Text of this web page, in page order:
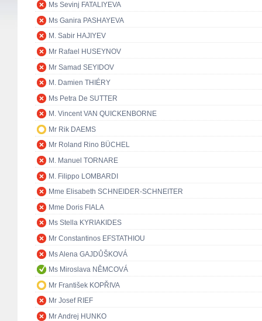
Ms Sevinj FATALIYEVA
Ms Ganira PASHAYEVA
M. Sabir HAJIYEV
Mr Rafael HUSEYNOV
Mr Samad SEYIDOV
M. Damien THIÉRY
Ms Petra De SUTTER
M. Vincent VAN QUICKENBORNE
Mr Rik DAEMS
Mr Roland Rino BÜCHEL
M. Manuel TORNARE
M. Filippo LOMBARDI
Mme Elisabeth SCHNEIDER-SCHNEITER
Mme Doris FIALA
Ms Stella KYRIAKIDES
Mr Constantinos EFSTATHIOU
Ms Alena GAJDŮŠKOVÁ
Ms Miroslava NĚMCOVÁ
Mr František KOPŘIVA
Mr Josef RIEF
Mr Andrej HUNKO